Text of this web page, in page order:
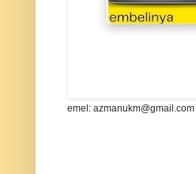
emel: azmanukm@gmail.com